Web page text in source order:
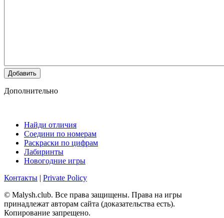
Добавить
Дополнительно
Найди отличия
Соедини по номерам
Раскраски по цифрам
Лабиринты
Новогодние игры
Контакты | Private Policy
© Malysh.club. Все права защищены. Права на игры
принадлежат авторам сайта (доказательства есть).
Копирование запрещено.